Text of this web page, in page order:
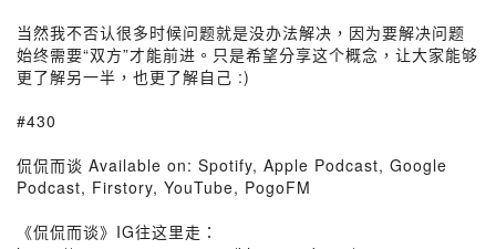
当然我不否认很多时候问题就是没办法解决，因为要解决问题
始终需要“双方”才能前进。只是希望分享这个概念，让大家能够
更了解另一半，也更了解自己 :)
#430
侃侃而谈 Available on: Spotify, Apple Podcast, Google
Podcast, Firstory, YouTube, PogoFM
《侃侃而谈》IG往这里走：